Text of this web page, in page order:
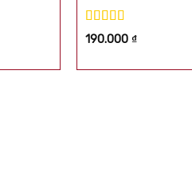
Được xếp
hạng 5.00
190.000₫